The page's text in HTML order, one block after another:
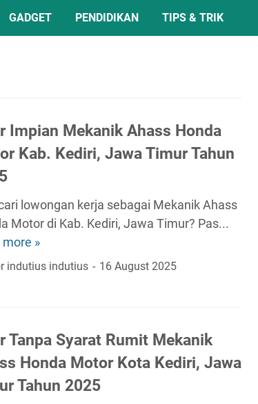
GADGET PENDIDIKAN TIPS & TRIK
Impian Mekanik Ahass Honda
Kab. Kediri, Jawa Timur Tahun
lowongan kerja sebagai Mekanik Ahass
Motor di Kab. Kediri, Jawa Timur? Pas...
more »K
a
I
m
i
indutius indutius 16 August 2025
Tanpa Syarat Rumit Mekanik
Honda Motor Kota Kediri, Jawa
Tahun 2025